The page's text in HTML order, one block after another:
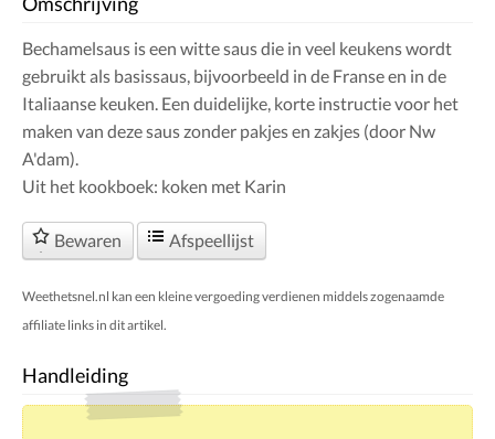
Bechamelsaus is een witte saus die in veel keukens wordt
gebruikt als basissaus, bijvoorbeeld in de Franse en in de
Italiaanse keuken. Een duidelijke, korte instructie voor het
maken van deze saus zonder pakjes en zakjes (door Nw
A'dam).
Uit het kookboek: koken met Karin
Bewaren Afspeellijst
Weethetsnel.nl kan een kleine vergoeding verdienen middels zogenaamde
affiliate links in dit artikel.
Handleiding